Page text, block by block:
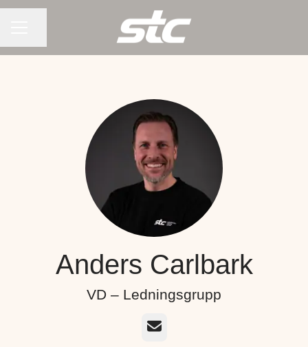
Anders Carlbark
VD – Ledningsgrupp
E-post